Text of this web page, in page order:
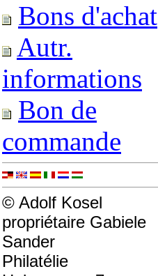
Bons d'achat
Autr.
informations
Bon de
commande
© Adolf Kosel
propriétaire Gabiele
Sander
Philatélie